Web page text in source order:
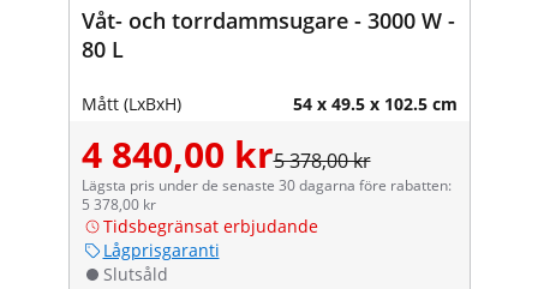
Våt- och torrdammsugare - 3000 W -
80 L
Mått (LxBxH) 54 x 49.5 x 102.5 cm
4 840,00 kr5 378,00 kr
Lägsta pris under de senaste 30 dagarna före rabatten:
5 378,00 kr
Tidsbegränsat erbjudande
Lågprisgaranti
Slutsåld